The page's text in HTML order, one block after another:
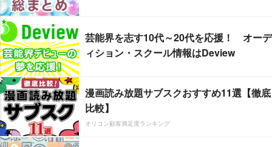
芸能界を志す10代～20代を応援！ オーデ
ィション・スクール情報はDeview
漫画読み放題サブスクおすすめ11選【徹底
比較】
オリコン顧客満足度ランキング